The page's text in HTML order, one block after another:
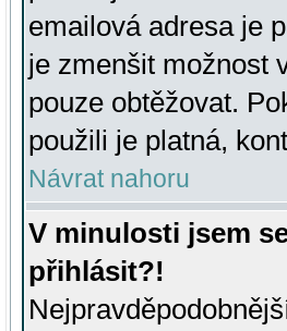
emailová adresa je
je zmenšit možnost
pouze obtěžovat.
použili je platná,
Návrat nahoru
V minulosti jsem
přihlásit?!